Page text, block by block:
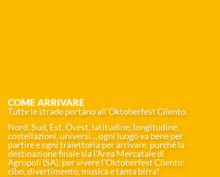
COME ARRIVARE
Tutte le strade portano all’Oktoberfest Cilento.
Nord, Sud, Est, Ovest, latitudine, longitudine,
costellazioni, universi… ogni luogo va bene per
partire e ogni traiettoria per arrivare, purché la
destinazione finale sia l’Area Mercatale di
Agropoli (SA), per vivere l’Oktoberfest Cilento:
cibo, divertimento, musica e tanta birra!